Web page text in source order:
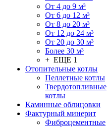
От 4 до 9 м³
От 6 до 12 м³
От 8 до 20 м³
От 12 до 24 м³
От 20 до 30 м³
Более 30 м³
+ ЕЩЕ 1
Отопительные котлы
Пеллетные котлы
Твердотопливные
котлы
Каминные облицовки
Фактурный минерит
Фиброцементные